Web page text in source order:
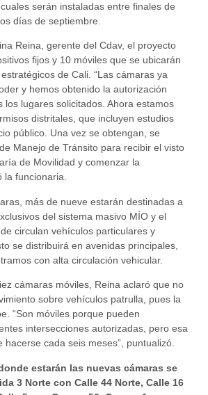
serán instaladas entre finales de
días de septiembre.
Reina, gerente del Cdav, el proyecto
fijos y 10 móviles que se ubicarán
de Cali. “Las cámaras ya
y hemos obtenido la autorización
los lugares solicitados. Ahora estamos
distritales, que incluyen estudios
público. Una vez se obtengan, se
Manejo de Tránsito para recibir el visto
de Movilidad y comenzar la
la funcionaria.
más de nueve estarán destinadas a
del sistema masivo MÍO y el
circulan vehículos particulares y
se distribuirá en avenidas principales,
con alta circulación vehicular.
cámaras móviles, Reina aclaró que no
sobre vehículos patrulla, pues la
“Son móviles porque pueden
intersecciones autorizadas, pero esa
hacerse cada seis meses”, puntualizó.
estarán las nuevas cámaras se
3 Norte con Calle 44 Norte, Calle 16